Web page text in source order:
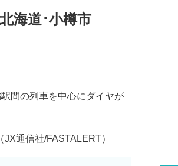
海道･小樽市
間の列車を中心にダイヤが
通信社/FASTALERT）